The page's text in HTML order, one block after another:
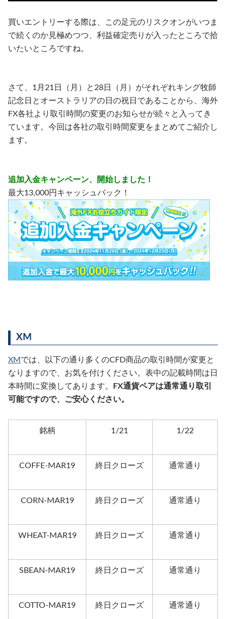
買いエントリーする際は、この足元のリスクオンがいつま
で続くのか見極めつつ、利益確定売りが入ったところで拾
いたいところですね。
さて、1月21日（月）と28日（月）がそれぞれキング牧師
記念日とオーストラリアの日の祝日であることから、海外
FX各社より取引時間の変更のお知らせが続々と入ってき
ています。今回は各社の取引時間変更をまとめてご紹介し
ます。
追加入金キャンペーン、開始しました！
最大13,000円キャッシュバック！
XM
XM では、以下の通り多くのCFD商品の取引時間が変更と
なりますので、お気を付けください。表中の記載時間は日
本時間に変換してあります。
FX通貨ペアは通常通り取引
可能ですので、ご安心ください。
銘柄 1/21 1/22
COFFE-MAR19 終日クローズ 通常通り
CORN-MAR19 終日クローズ 通常通り
WHEAT-MAR19 終日クローズ 通常通り
SBEAN-MAR19 終日クローズ 通常通り
COTTO-MAR19 終日クローズ 通常通り